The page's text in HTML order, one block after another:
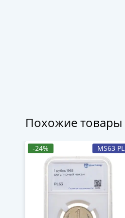
Похожие товары
-24% MS63 PL